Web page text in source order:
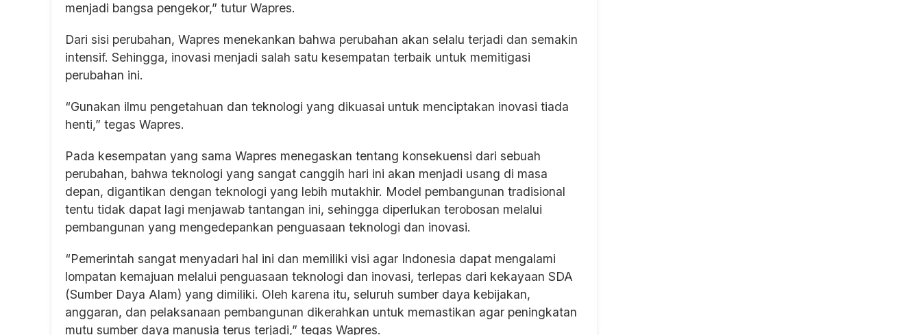
menjadi bangsa pengekor,” tutur Wapres.
Dari sisi perubahan, Wapres menekankan bahwa perubahan akan selalu terjadi dan semakin
intensif. Sehingga, inovasi menjadi salah satu kesempatan terbaik untuk memitigasi
perubahan ini.
“Gunakan ilmu pengetahuan dan teknologi yang dikuasai untuk menciptakan inovasi tiada
henti,” tegas Wapres.
Pada kesempatan yang sama Wapres menegaskan tentang konsekuensi dari sebuah
perubahan, bahwa teknologi yang sangat canggih hari ini akan menjadi usang di masa
depan, digantikan dengan teknologi yang lebih mutakhir. Model pembangunan tradisional
tentu tidak dapat lagi menjawab tantangan ini, sehingga diperlukan terobosan melalui
pembangunan yang mengedepankan penguasaan teknologi dan inovasi.
“Pemerintah sangat menyadari hal ini dan memiliki visi agar Indonesia dapat mengalami
lompatan kemajuan melalui penguasaan teknologi dan inovasi, terlepas dari kekayaan SDA
(Sumber Daya Alam) yang dimiliki. Oleh karena itu, seluruh sumber daya kebijakan,
anggaran, dan pelaksanaan pembangunan dikerahkan untuk memastikan agar peningkatan
mutu sumber daya manusia terus terjadi,” tegas Wapres.